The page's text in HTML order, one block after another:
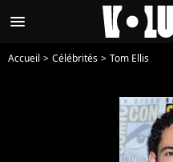
menu
Accueil Célébrités Tom Ellis